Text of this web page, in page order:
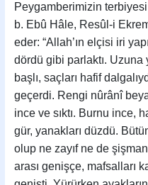
Peygamberimizin
b. Ebû Hâle, Resûl-i
eder: “Allah’ın elçisi iri
dördü gibi parlaktı. Uzuna
başlı, saçları hafif
geçerdi. Rengi nûrânî
ince ve sıktı. Burnu ince,
gür, yanakları düzdü.
olup ne zayıf ne de
arası genişçe, mafsalları